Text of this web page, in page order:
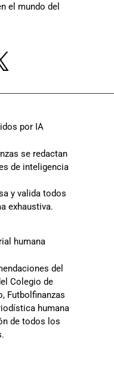
el mundo del
por IA
se redactan
de inteligencia
y valida todos
exhaustiva.
humana
del
Colegio de
Futbolfinanzas
humana
de todos los